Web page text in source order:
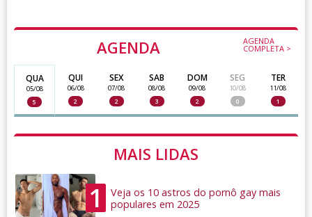
AGENDA AGENDA
COMPLETA >
QUA
05/08
5
QUI
06/08
2
SEX
07/08
2
SAB
08/08
3
DOM
09/08
2
SEG
10/08
0
TER
11/08
1
MAIS LIDAS
1
Veja os 10 astros do pornô gay mais
populares em 2025